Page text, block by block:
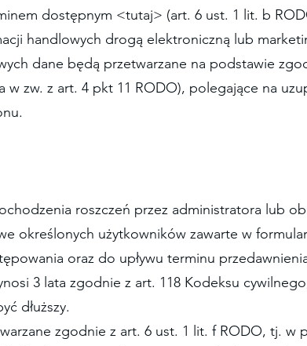
dostępnym <tutaj> (art. 6 ust. 1 lit. b
handlowych drogą elektroniczną lub
dane będą przetwarzane na podstawie
w zw. z art. 4 pkt 11 RODO), polegające na
roszczeń przez administratora lub
określonych użytkowników zawarte w
oraz do upływu terminu
3 lata zgodnie z art. 118 Kodeksu
dłuższy.
zgodnie z art. 6 ust. 1 lit. f RODO, tj. w